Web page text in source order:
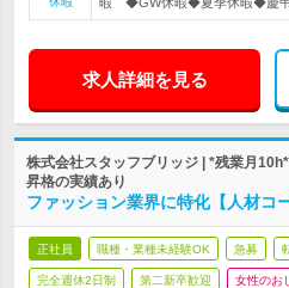
求人詳細を見る
株式会社スタッフブリッジ | *残業月
昇格の実績あり
ファッション業界に特化【人材コ
正社員 職種・業種未経験OK 急募
完全週休2日制 第二新卒歓迎 女性のお